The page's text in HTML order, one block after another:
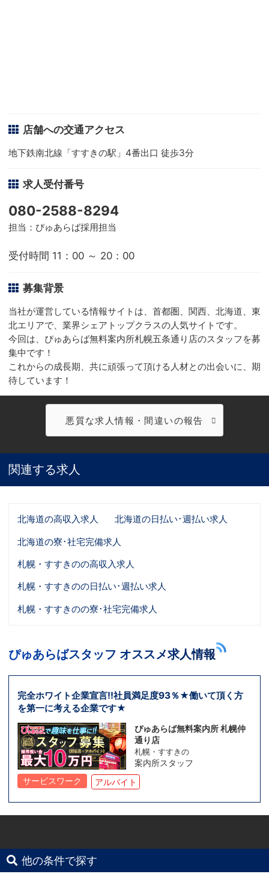
店舗への交通アクセス
地下鉄南北線「すすきの駅」4番出口 徒歩3分
求人受付番号
080-2588-8294
担当：ぴゅあらば採用担当
受付時間 11：00 ～ 20：00
募集背景
当社が運営している情報サイトは、首都圏、関西、北海道、東
北エリアで、業界シェアトップクラスの人気サイトです。
今回は、ぴゅあらば無料案内所札幌五条通り店のスタッフを募
集中です！
これからの成長期、共に頑張って頂ける人材との出会いに、期
待しています！
悪質な求人情報・間違いの報告
関連する求人
北海道の高収入求人
北海道の日払い･週払い求人
北海道の寮･社宅完備求人
札幌・すすきのの高収入求人
札幌・すすきのの日払い･週払い求人
札幌・すすきのの寮･社宅完備求人
ぴゅあらばスタッフ オススメ求人情報
完全ホワイト企業宣言!!社員満足度93％★働いて頂く方
を第一に考える企業です★
ぴゅあらば無料案内所 札幌仲
通り店
札幌・すすきの
案内所スタッフ
サービスワーク
アルバイト
他の条件で探す